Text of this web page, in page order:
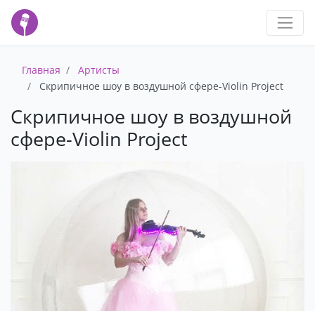
Главная
Артисты
Скрипичное шоу в воздушной сфере-Violin Project
Скрипичное шоу в воздушной
сфере-Violin Project